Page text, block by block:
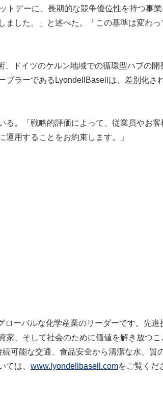
トデーに、長期的な競争優位性を持つ事
した。」と述べた。「この基準は変わっ
ドイツのケルン地域での循環型ハブの開
ブラーであるLyondellBasellは、差別化さ
る。「戦略的評価によって、従業員やお客
用することをお約束します。」
ーバルな化学産業のリーダーです。先進
、そして社会のために価値を解き放つこ
可能な交通、食品安全から清潔な水、質
ては、 www.lyondellbasell.comをご覧くだ